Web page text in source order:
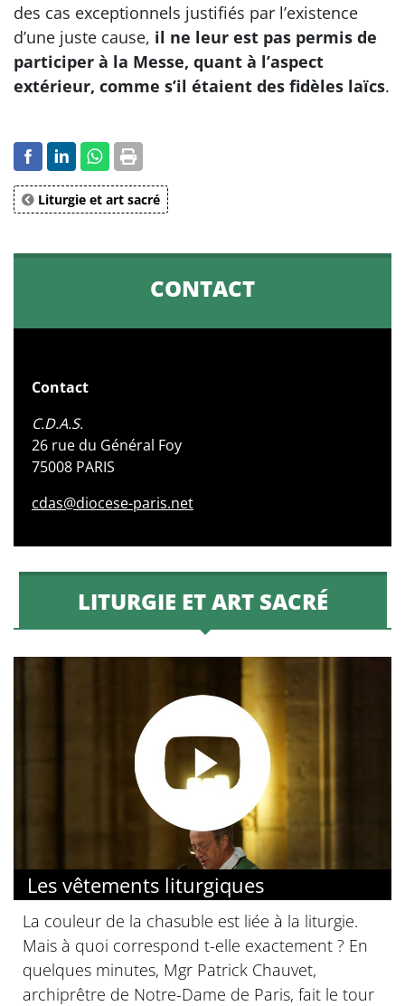
des cas exceptionnels justifiés par l’existence
d’une juste cause, il ne leur est pas permis de
participer à la Messe, quant à l’aspect
extérieur, comme s’il étaient des fidèles laïcs.
Liturgie et art sacré
CONTACT
Contact
C.D.A.S.
26 rue du Général Foy
75008 PARIS
cdas@diocese-paris.net
LITURGIE ET ART SACRÉ
Les vêtements liturgiques
La couleur de la chasuble est liée à la liturgie.
Mais à quoi correspond t-elle exactement ? En
quelques minutes, Mgr Patrick Chauvet,
archiprêtre de Notre-Dame de Paris, fait le tour